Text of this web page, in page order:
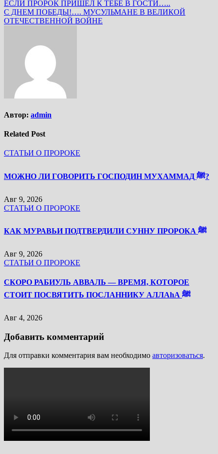
Навигация
по
ЕСЛИ ПРОРОК ПРИШЕЛ К ТЕБЕ В ГОСТИ…..
С ДНЕМ ПОБЕДЫ!…. МУСУЛЬМАНЕ В ВЕЛИКОЙ
ОТЕЧЕСТВЕННОЙ ВОЙНЕ
Автор: admin
Related Post
СТАТЬИ О ПРОРОКЕ
МОЖНО ЛИ ГОВОРИТЬ ГОСПОДИН МУХАММАД ﷺ?
Авг 9, 2026
СТАТЬИ О ПРОРОКЕ
КАК МУРАВЬИ ПОДТВЕРДИЛИ СУННУ ПРОРОКА ﷺ
Авг 9, 2026
СТАТЬИ О ПРОРОКЕ
СКОРО РАБИУЛЬ АВВАЛЬ — ВРЕМЯ, КОТОРОЕ
СТОИТ ПОСВЯТИТЬ ПОСЛАННИКУ АЛЛАhА ﷺ
Авг 4, 2026
Добавить комментарий
Для отправки комментария вам необходимо авторизоваться.